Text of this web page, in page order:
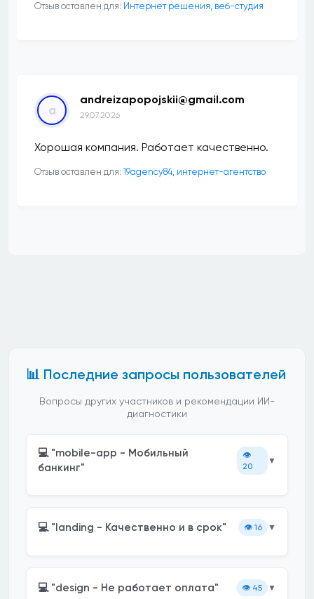
Отзыв оставлен для: Интернет решения, веб-студия
a
andreizapopojskii@gmail.com
29.07.2026
Хорошая компания. Работает качественно.
Отзыв оставлен для: 19agency84, интернет-агентство
📊 Последние запросы пользователей
Вопросы других участников и рекомендации ИИ-
диагностики
💻 "mobile-app - Мобильный
банкинг"
👁️
20
▼
💻 "landing - Качественно и в срок" 👁️ 16 ▼
💻 "design - Не работает оплата" 👁️ 45 ▼